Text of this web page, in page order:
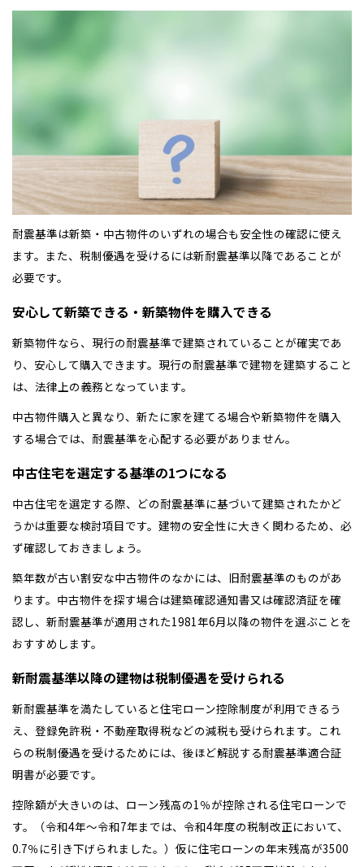
耐震基準は新築・中古物件のいずれの場合も安全性の確認に使え
ます。また、税制優遇を受けるには新耐震基準以降であることが
必要です。
安心して新築できる・新築物件を購入できる
新築物件なら、現行の耐震基準で建築されていることが確実であ
り、安心して購入できます。現行の耐震基準で建物を建築すること
は、法律上の義務となっています。
中古物件購入と異なり、新たに家を建てる場合や新築物件を購入
する場合では、耐震基準を心配する必要がありません。
中古住宅を選定する基準の1つになる
中古住宅を選定する際、どの耐震基準に基づいて建築されたかど
うかは重要な検討項目です。建物の安全性に大きく関わるため、必
ず確認しておきましょう。
築年数が古い割安な中古物件のなかには、旧耐震基準のものがあ
ります。中古物件を探す場合は建築確認通知書又は確認済証を確
認し、新耐震基準が適用された1981年6月以降の物件を選ぶことを
おすすめします。
新耐震基準以降の建物は税制優遇を受けられる
新耐震基準を満たしていると住宅ローン控除制度が利用できるう
え、登録免許税・不動産取得税などの減税も受けられます。これ
らの税制優遇を受けるためには、後ほど解説する耐震基準適合証
明書が必要です。
控除額が大きいのは、ローン残高の1％が控除される住宅ローンで
す。（令和4年～令和7年までは、令和4年度の税制改正において、
0.7％に引き下げられました。）仮に住宅ローンの年末残高が3500